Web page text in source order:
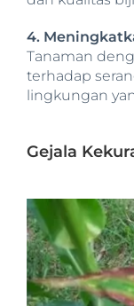
4.
Tanaman
terhadap
lingkungan
Gejala